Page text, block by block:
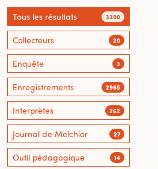
Tous les résultats 3300
Collecteurs 20
Enquête 3
Enregistrements 2965
Interprètes 262
Journal de Melchior 27
Outil pédagogique 14